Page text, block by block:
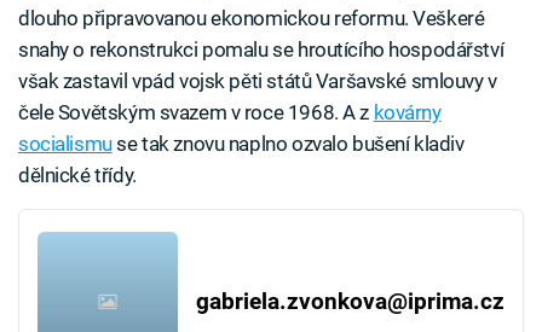
dlouho připravovanou ekonomickou reformu. Veškeré
snahy o rekonstrukci pomalu se hroutícího hospodářství
však zastavil vpád vojsk pěti států Varšavské smlouvy v
čele Sovětským svazem v roce 1968. A z kovárny
socialismuse tak znovu naplno ozvalo bušení kladiv
dělnické třídy.
gabriela.zvonkova@iprima.cz